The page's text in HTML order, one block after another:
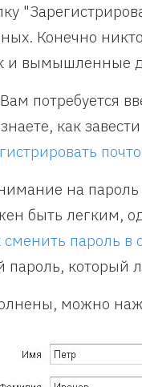
Конечно
и вымышленные
потребуется
как
на
быть легким,
сменить пароль в
пароль, который
можно